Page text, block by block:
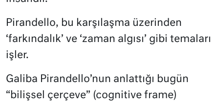
Pirandello, bu karşılaşma üzerinden
‘farkındalık’ ve ‘zaman algısı’ gibi temaları
işler.
Galiba Pirandello’nun anlattığı bugün
“bilişsel çerçeve” (cognitive frame)